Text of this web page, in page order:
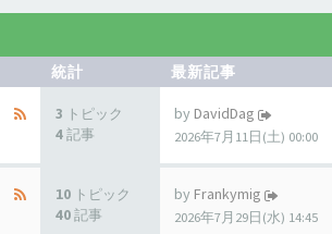
統計 最新記事
3 トピック
4 記事
by DavidDag
2026年7月11日(土) 00:00
10 トピック
40 記事
by Frankymig
2026年7月29日(水) 14:45